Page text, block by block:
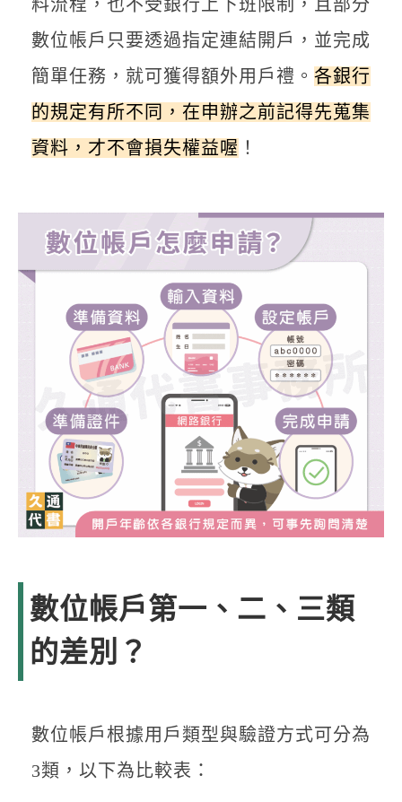
料流程，也不受銀行上下班限制，且部分
數位帳戶只要透過指定連結開戶，並完成
簡單任務，就可獲得額外用戶禮。 各銀行
的規定有所不同，在申辦之前記得先蒐集
資料，才不會損失權益喔 ！
數位帳戶第一、二、三類
的差別？
數位帳戶根據用戶類型與驗證方式可分為
3類，以下為比較表：